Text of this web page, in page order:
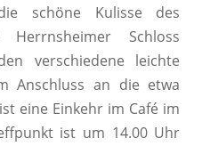
schöne Kulisse des
Herrnsheimer Schloss
verschiedene leichte
Anschluss an die etwa
eine Einkehr im Café im
ist um 14.00 Uhr